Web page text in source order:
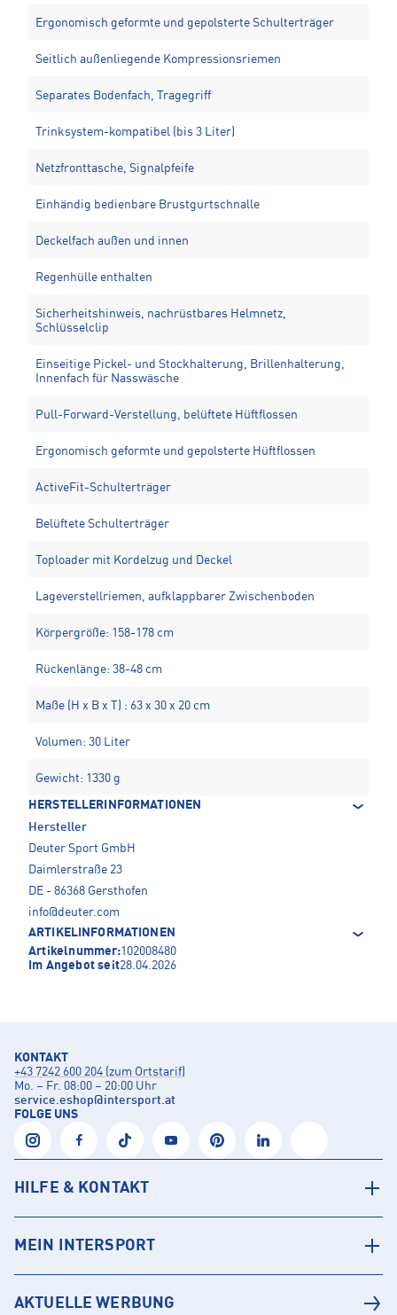
Ergonomisch geformte und gepolsterte Schulterträger
Seitlich außenliegende Kompressionsriemen
Separates Bodenfach, Tragegriff
Trinksystem-kompatibel (bis 3 Liter)
Netzfronttasche, Signalpfeife
Einhändig bedienbare Brustgurtschnalle
Deckelfach außen und innen
Regenhülle enthalten
Sicherheitshinweis, nachrüstbares Helmnetz,
Schlüsselclip
Einseitige Pickel- und Stockhalterung, Brillenhalterung,
Innenfach für Nasswäsche
Pull-Forward-Verstellung, belüftete Hüftflossen
Ergonomisch geformte und gepolsterte Hüftflossen
ActiveFit-Schulterträger
Belüftete Schulterträger
Toploader mit Kordelzug und Deckel
Lageverstellriemen, aufklappbarer Zwischenboden
Körpergröße: 158-178 cm
Rückenlänge: 38-48 cm
Maße (H x B x T) : 63 x 30 x 20 cm
Volumen: 30 Liter
Gewicht: 1330 g
HERSTELLERINFORMATIONEN
Hersteller
Deuter Sport GmbH
Daimlerstraße 23
DE - 86368 Gersthofen
info@deuter.com
ARTIKELINFORMATIONEN
Artikelnummer:102008480
Im Angebot seit28.04.2026
KONTAKT
+43 7242 600 204 (zum Ortstarif)
Mo. – Fr. 08:00 – 20:00 Uhr
service.eshop@intersport.at
FOLGE UNS
HILFE & KONTAKT
MEIN INTERSPORT
AKTUELLE WERBUNG